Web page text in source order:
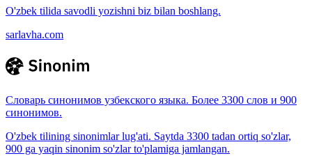
O'zbek tilida savodli yozishni biz bilan boshlang.
sarlavha.com
Словарь синонимов узбекского языка. Более 3300 слов и 900
синонимов.
O'zbek tilining sinonimlar lug'ati. Saytda 3300 tadan ortiq so'zlar,
900 ga yaqin sinonim so'zlar to'plamiga jamlangan.